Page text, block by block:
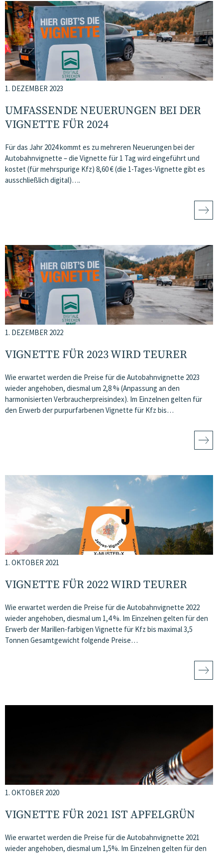
1. DEZEMBER 2023
UMFASSENDE NEUERUNGEN BEI DER
VIGNETTE FÜR 2024
Für das Jahr 2024 kommt es zu mehreren Neuerungen bei der
Autobahnvignette – die Vignette für 1 Tag wird eingeführt und
kostet (für mehrspurige Kfz) 8,60 € (die 1-Tages-Vignette gibt es
ausschließlich digital)….
1. DEZEMBER 2022
VIGNETTE FÜR 2023 WIRD TEURER
Wie erwartet werden die Preise für die Autobahnvignette 2023
wieder angehoben, diesmal um 2,8 % (Anpassung an den
harmonisierten Verbraucherpreisindex). Im Einzelnen gelten für
den Erwerb der purpurfarbenen Vignette für Kfz bis…
1. OKTOBER 2021
VIGNETTE FÜR 2022 WIRD TEURER
Wie erwartet werden die Preise für die Autobahnvignette 2022
wieder angehoben, diesmal um 1,4 %. Im Einzelnen gelten für den
Erwerb der Marillen-farbigen Vignette für Kfz bis maximal 3,5
Tonnen Gesamtgewicht folgende Preise…
1. OKTOBER 2020
VIGNETTE FÜR 2021 IST APFELGRÜN
Wie erwartet werden die Preise für die Autobahnvignette 2021
wieder angehoben, diesmal um 1,5%. Im Einzelnen gelten für den